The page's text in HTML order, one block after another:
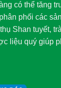
có thể tăng
phối các
Shan tuyết,
liệu quý giúp